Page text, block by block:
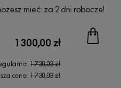
mieć: za 2 dni robocze!
1 300,00 zł
1 730,03 zł
cena:1 730,03 zł